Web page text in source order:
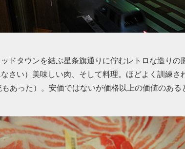
ドタウンを結ぶ星条旗通りに佇むレトロな造りの
さい）美味しい肉、そして料理。ほどよく訓練さ
あった）。安価ではないが価格以上の価値のある